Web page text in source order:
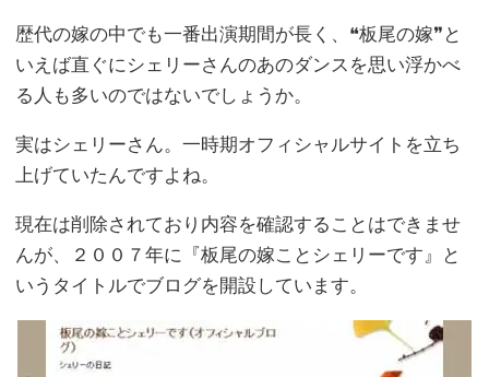
歴代の嫁の中でも一番出演期間が長く、❝板尾の嫁❞と
いえば直ぐにシェリーさんのあのダンスを思い浮かべ
る人も多いのではないでしょうか。
実はシェリーさん。一時期オフィシャルサイトを立ち
上げていたんですよね。
現在は削除されており内容を確認することはできませ
んが、２００７年に『板尾の嫁ことシェリーです』と
いうタイトルでブログを開設しています。